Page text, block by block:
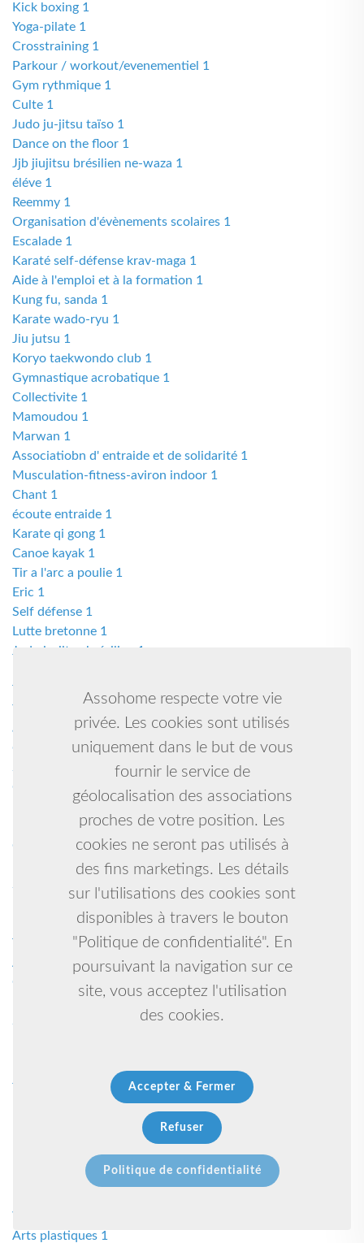
Assohome respecte votre vie
privée. Les cookies sont utilisés
uniquement dans le but de vous
fournir le service de
géolocalisation des associations
proches de votre position. Les
cookies ne seront pas utilisés à
des fins marketings. Les détails
sur l'utilisations des cookies sont
disponibles à travers le bouton
"Politique de confidentialité". En
poursuivant la navigation sur ce
site, vous acceptez l'utilisation
des cookies.
Accepter & Fermer
Refuser
Politique de confidentialité
Kick boxing 1
Yoga-pilate 1
Crosstraining 1
Parkour / workout/evenementiel 1
Gym rythmique 1
Culte 1
Judo ju-jitsu taïso 1
Dance on the floor 1
Jjb jiujitsu brésilien ne-waza 1
éléve 1
Reemmy 1
Organisation d'évènements scolaires 1
Escalade 1
Karaté self-défense krav-maga 1
Aide à l'emploi et à la formation 1
Kung fu, sanda 1
Karate wado-ryu 1
Jiu jutsu 1
Koryo taekwondo club 1
Gymnastique acrobatique 1
Collectivite 1
Mamoudou 1
Marwan 1
Associatiobn d' entraide et de solidarité 1
Musculation-fitness-aviron indoor 1
Chant 1
écoute entraide 1
Karate qi gong 1
Canoe kayak 1
Tir a l'arc a poulie 1
Eric 1
Self défense 1
Lutte bretonne 1
Judo ju-jitsu brésilien 1
Taekwondo hapkido self defense 1
Yoga, accompagnement énergétique, chamanique,
artistique 1
Gymnastique rythmique 1
Scout 1
Cso 1
Karate, self defense, ju jitsu, arts martiaux, kobudo, arts
Gynmastique 1
Prevention 1
Sports 1
Tennis 1
Athletisme 1
Gymnastique artistique 1
Self défense /penchak silat 1
Muay thai kick boxing k1 1
Musique arabo-andalouse 1
Marche nordic 1
Wing chun kung fu 1
Arts plastiques 1